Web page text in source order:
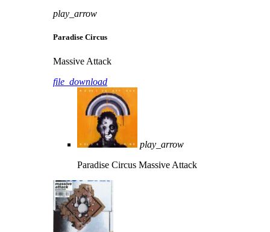
play_arrow
Paradise Circus
Massive Attack
file_download
play_arrow
Paradise Circus Massive Attack